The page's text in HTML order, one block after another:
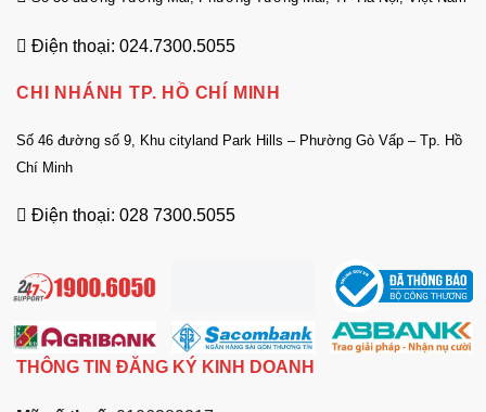
Điện thoại: 024.7300.5055
CHI NHÁNH TP. HỒ CHÍ MINH
Số 46 đường số 9, Khu cityland Park Hills – Phường Gò Vấp – Tp. Hồ
Chí Minh
Điện thoại: 028 7300.5055
THÔNG TIN ĐĂNG KÝ KINH DOANH